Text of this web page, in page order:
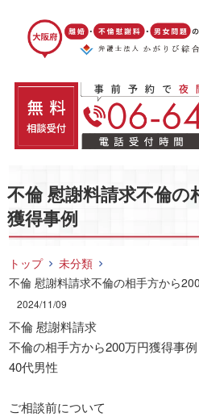
不倫 慰謝料請求不倫の
獲得事例
トップ
未分類
不倫 慰謝料請求不倫の相手方から
2024/11/09
不倫 慰謝料請求
不倫の相手方から200万円獲得事例
40代男性
ご相談前について